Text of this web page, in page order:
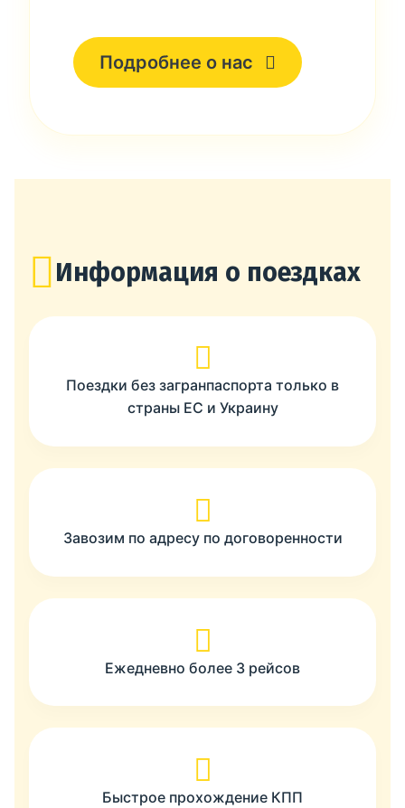
Подробнее о нас
Информация о поездках
Поездки без загранпаспорта только в
страны ЕС и Украину
Завозим по адресу по договоренности
Ежедневно более 3 рейсов
Быстрое прохождение КПП